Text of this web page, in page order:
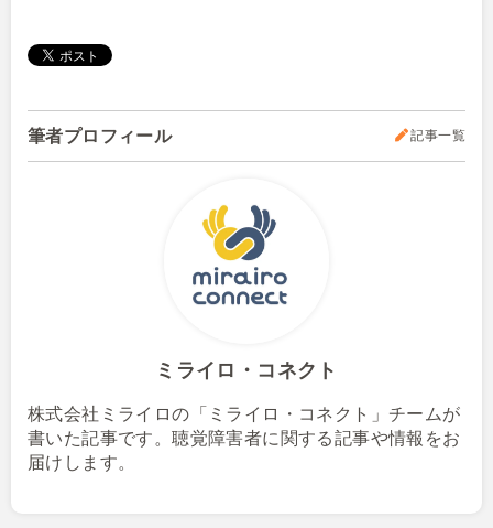
筆者プロフィール 記事一覧
ミライロ・コネクト
株式会社ミライロの「ミライロ・コネクト」チームが
書いた記事です。聴覚障害者に関する記事や情報をお
届けします。